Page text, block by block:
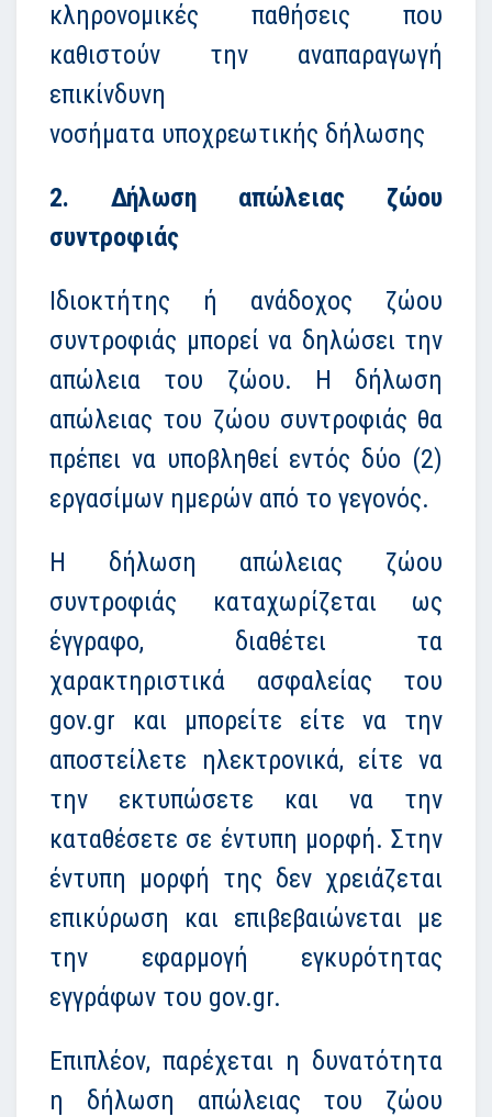
κληρονομικές παθήσεις που
καθιστούν την αναπαραγωγή
επικίνδυνη
νοσήματα υποχρεωτικής δήλωσης
2. Δήλωση απώλειας ζώου
συντροφιάς
Ιδιοκτήτης ή ανάδοχος ζώου
συντροφιάς μπορεί να δηλώσει την
απώλεια του ζώου. Η δήλωση
απώλειας του ζώου συντροφιάς θα
πρέπει να υποβληθεί εντός δύο (2)
εργασίμων ημερών από το γεγονός.
Η δήλωση απώλειας ζώου
συντροφιάς καταχωρίζεται ως
έγγραφο, διαθέτει τα
χαρακτηριστικά ασφαλείας του
gov.gr και μπορείτε είτε να την
αποστείλετε ηλεκτρονικά, είτε να
την εκτυπώσετε και να την
καταθέσετε σε έντυπη μορφή. Στην
έντυπη μορφή της δεν χρειάζεται
επικύρωση και επιβεβαιώνεται με
την εφαρμογή εγκυρότητας
εγγράφων του gov.gr.
Επιπλέον, παρέχεται η δυνατότητα
η δήλωση απώλειας του ζώου